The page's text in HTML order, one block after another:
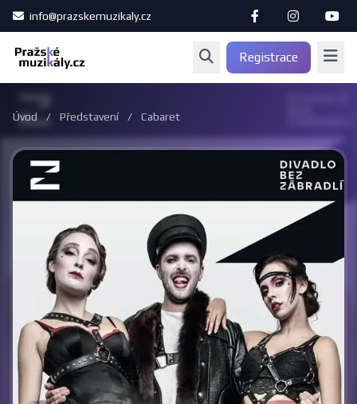
info@prazskemuzikaly.cz
Registrace
Úvod / Představení / Cabaret